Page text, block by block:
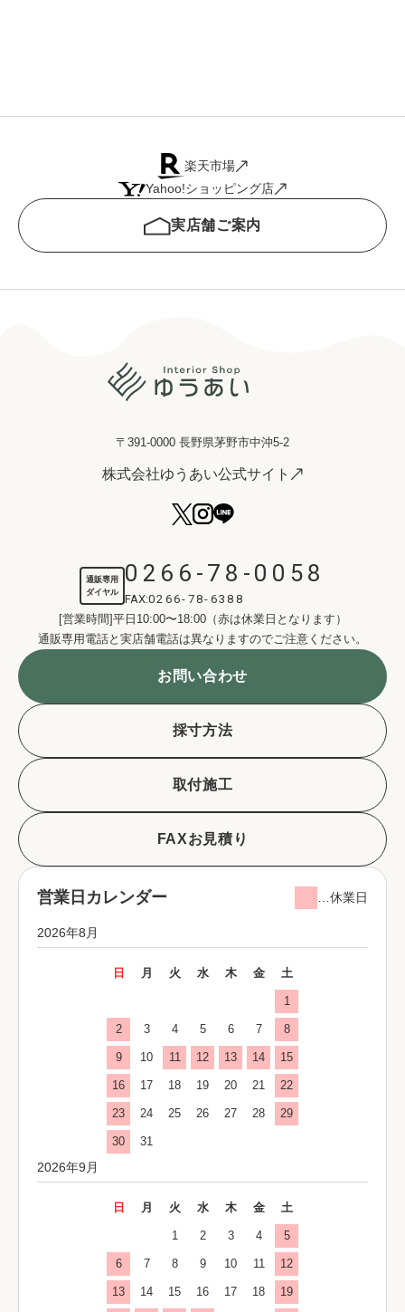
楽天市場
Yahoo!ショッピング店
実店舗ご案内
〒391-0000 長野県茅野市中沖5-2
株式会社ゆうあい公式サイト
通販専用
ダイヤル
0266-78-0058
FAX:0266-78-6388
[営業時間]平日10:00〜18:00（赤は休業日となります）
通販専用電話と実店舗電話は異なりますのでご注意ください。
お問い合わせ
採寸方法
取付施工
FAXお見積り
営業日カレンダー …休業日
2026年8月
日 月 火 水 木 金 土
1
2 3 4 5 6 7 8
9 10 11 12 13 14 15
16 17 18 19 20 21 22
23 24 25 26 27 28 29
30 31
2026年9月
日 月 火 水 木 金 土
1 2 3 4 5
6 7 8 9 10 11 12
13 14 15 16 17 18 19